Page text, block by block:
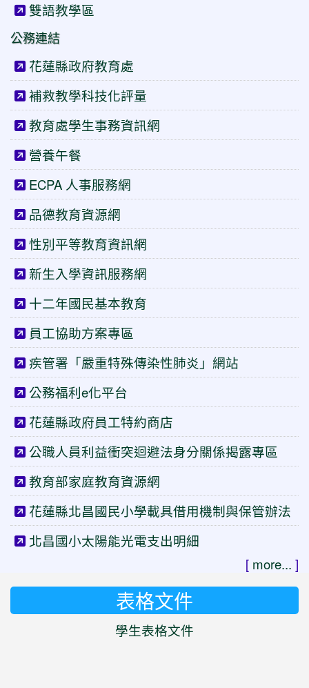
雙語教學區
公務連結
花蓮縣政府教育處
補救教學科技化評量
教育處學生事務資訊網
營養午餐
ECPA 人事服務網
品德教育資源網
性別平等教育資訊網
新生入學資訊服務網
十二年國民基本教育
員工協助方案專區
疾管署「嚴重特殊傳染性肺炎」網站
公務福利e化平台
花蓮縣政府員工特約商店
公職人員利益衝突迴避法身分關係揭露專區
教育部家庭教育資源網
花蓮縣北昌國民小學載具借用機制與保管辦法
北昌國小太陽能光電支出明細
[ more... ]
表格文件
學生表格文件